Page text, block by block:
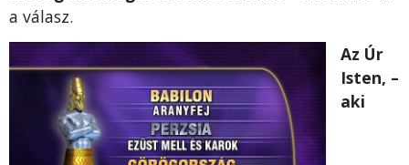
a válasz.
Az Úr
Isten, –
aki